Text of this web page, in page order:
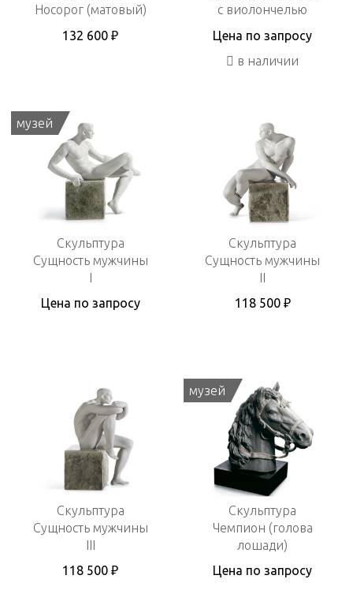
Носорог (матовый)
132 600 ₽
с виолончелью
Цена по запросу
в наличии
музей
Скульптура
Сущность мужчины
I
Цена по запросу
Скульптура
Сущность мужчины
II
118 500 ₽
Скульптура
Сущность мужчины
III
118 500 ₽
музей
Скульптура
Чемпион (голова
лошади)
Цена по запросу